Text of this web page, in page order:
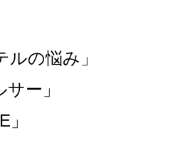
ルの悩み」
ー」
」